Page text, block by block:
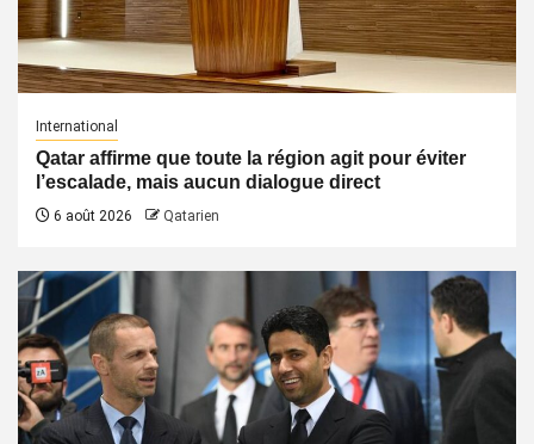
International
Qatar affirme que toute la région agit pour éviter
l’escalade, mais aucun dialogue direct
6 août 2026 Qatarien